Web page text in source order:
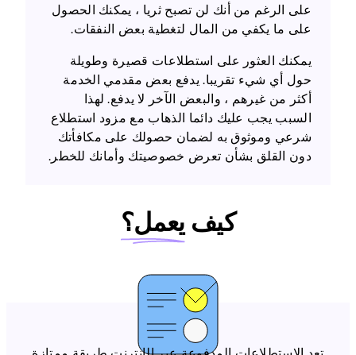
على الرغم من أنك لن تصبح ثريا ، يمكنك الحصول
على ما يكفي من المال لتغطية بعض النفقات.
يمكنك العثور على استطلاعات قصيرة وطويلة
حول أي شيء تقريبا. يدفع بعض مقدمي الخدمة
أكثر من غيرهم ، والبعض الآخر لا يدفع. لهذا
السبب يجب عليك دائما الذهاب مع مزود استطلاع
شرعي وموثوق به لضمان حصولك على مكافأتك
دون القلق بشأن تعرض خصوصيتك وأمانك للخطر.
كيف يعمل؟